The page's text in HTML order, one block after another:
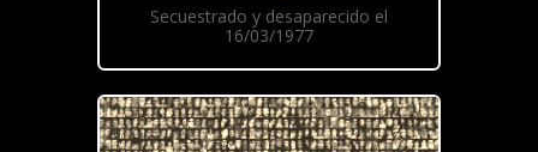
Secuestrado y desaparecido el
16/03/1977